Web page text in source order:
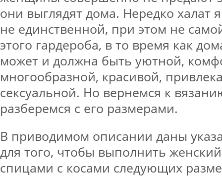
они выглядят дома. Нередко халат
не единственной, при этом не
этого гардероба, в то время как
может и должна быть уютной,
многообразной, красивой,
сексуальной. Но вернемся к
разберемся с его размерами.
В приводимом описании даны
для того, чтобы выполнить
спицами с косами следующих